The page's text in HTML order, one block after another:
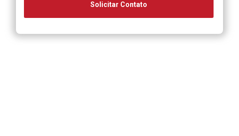
Solicitar Contato